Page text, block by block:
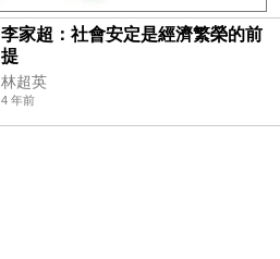
李家超：社會安定是經濟繁榮的前
提
林超英
4 年前